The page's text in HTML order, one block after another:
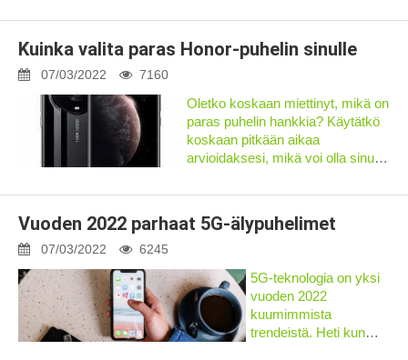
suunniteltu niin
kilpailemaan
todelliset langattomat
kuulokkeet...
Kuinka valita paras Honor-puhelin sinulle
07/03/2022 7160
Oletko koskaan miettinyt, mikä on
paras puhelin hankkia? Käytätkö
koskaan pitkään aikaa
arvioidaksesi, mikä voi olla sinulle
älypuhelimet voivat helpottaa
yo...
Vuoden 2022 parhaat 5G-älypuhelimet
07/03/2022 6245
5G-teknologia on yksi
vuoden 2022
kuumimmista
trendeistä. Heti kun